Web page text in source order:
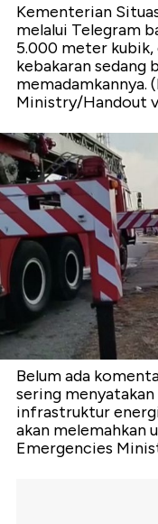
Kementerian
melalui Telegram
5.000 meter kubik,
kebakaran sedang
memadamkannya.
Ministry/Handout
Belum ada
sering
infrastruktur
akan melemahkan
Emergencies